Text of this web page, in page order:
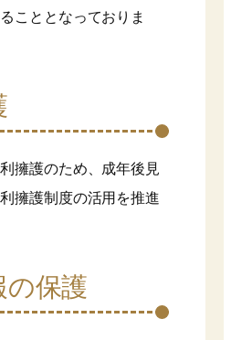
こととなっておりま
擁護のため、成年後見
擁護制度の活用を推進
の保護